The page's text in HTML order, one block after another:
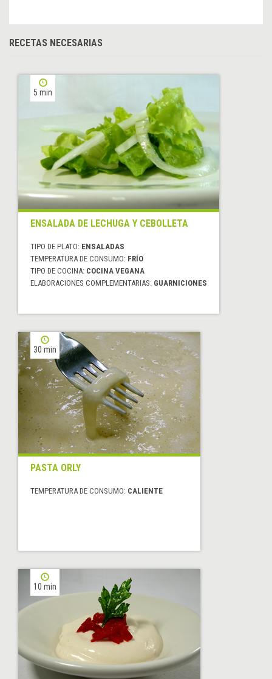
RECETAS NECESARIAS
5 min
ENSALADA DE LECHUGA Y CEBOLLETA
TIPO DE PLATO: ENSALADAS
TEMPERATURA DE CONSUMO: FRÍO
TIPO DE COCINA: COCINA VEGANA
ELABORACIONES COMPLEMENTARIAS: GUARNICIONES
30 min
PASTA ORLY
TEMPERATURA DE CONSUMO: CALIENTE
10 min